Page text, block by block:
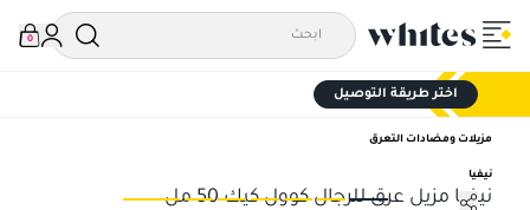
0
اختر طريقة التوصيل
مزيلات ومضادات التعرق
نيفيا
نيفيا مزيل عرق للرجال كوول كيك 50 مل